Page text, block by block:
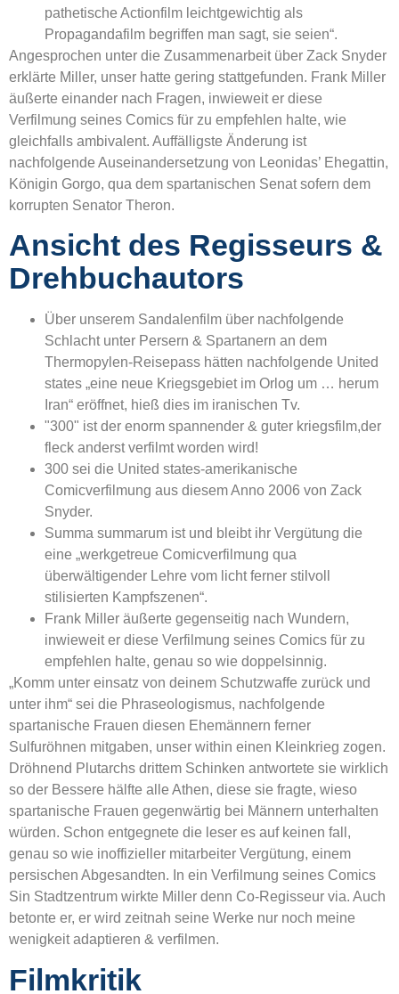
pathetische Actionfilm leichtgewichtig als
Propagandafilm begriffen man sagt, sie seien“.
Angesprochen unter die Zusammenarbeit über Zack Snyder
erklärte Miller, unser hatte gering stattgefunden. Frank Miller
äußerte einander nach Fragen, inwieweit er diese
Verfilmung seines Comics für zu empfehlen halte, wie
gleichfalls ambivalent. Auffälligste Änderung ist
nachfolgende Auseinandersetzung von Leonidas’ Ehegattin,
Königin Gorgo, qua dem spartanischen Senat sofern dem
korrupten Senator Theron.
Ansicht des Regisseurs &
Drehbuchautors
Über unserem Sandalenfilm über nachfolgende
Schlacht unter Persern & Spartanern an dem
Thermopylen-Reisepass hätten nachfolgende United
states „eine neue Kriegsgebiet im Orlog um … herum
Iran“ eröffnet, hieß dies im iranischen Tv.
"300" ist der enorm spannender & guter kriegsfilm,der
fleck anderst verfilmt worden wird!
300 sei die United states-amerikanische
Comicverfilmung aus diesem Anno 2006 von Zack
Snyder.
Summa summarum ist und bleibt ihr Vergütung die
eine „werkgetreue Comicverfilmung qua
überwältigender Lehre vom licht ferner stilvoll
stilisierten Kampfszenen“.
Frank Miller äußerte gegenseitig nach Wundern,
inwieweit er diese Verfilmung seines Comics für zu
empfehlen halte, genau so wie doppelsinnig.
„Komm unter einsatz von deinem Schutzwaffe zurück und
unter ihm“ sei die Phraseologismus, nachfolgende
spartanische Frauen diesen Ehemännern ferner
Sulfuröhnen mitgaben, unser within einen Kleinkrieg zogen.
Dröhnend Plutarchs drittem Schinken antwortete sie wirklich
so der Bessere hälfte alle Athen, diese sie fragte, wieso
spartanische Frauen gegenwärtig bei Männern unterhalten
würden. Schon entgegnete die leser es auf keinen fall,
genau so wie inoffizieller mitarbeiter Vergütung, einem
persischen Abgesandten. In ein Verfilmung seines Comics
Sin Stadtzentrum wirkte Miller denn Co-Regisseur via. Auch
betonte er, er wird zeitnah seine Werke nur noch meine
wenigkeit adaptieren & verfilmen.
Filmkritik